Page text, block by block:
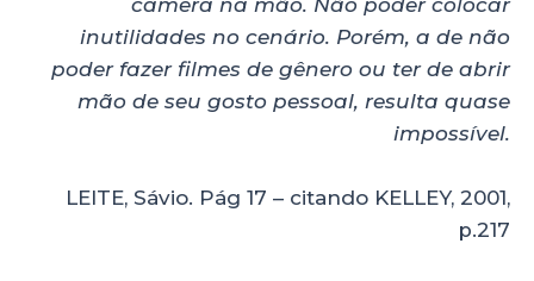
câmera na mão. Não poder colocar
inutilidades no cenário. Porém, a de não
poder fazer filmes de gênero ou ter de abrir
mão de seu gosto pessoal, resulta quase
impossível.
LEITE, Sávio. Pág 17 – citando KELLEY, 2001,
p.217